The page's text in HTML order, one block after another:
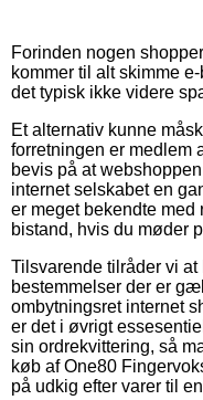
Forinden nogen
kommer til alt skimme
det typisk ikke videre
Et alternativ kunne
forretningen er medlem
bevis på at
internet selskabet en
er meget bekendte med
bistand, hvis du møder
Tilsvarende tilråder vi
bestemmelser der er
ombytningsret internet
er det i øvrigt
sin ordrekvittering, så
køb af One80
på udkig efter varer til